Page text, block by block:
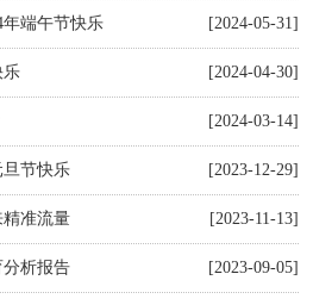
端午节快乐 [2024-05-31]
乐 [2024-04-30]
[2024-03-14]
旦节快乐 [2023-12-29]
准流量 [2023-11-13]
析报告 [2023-09-05]